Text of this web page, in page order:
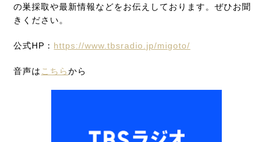
の巣採取や最新情報などをお伝えしております。ぜひお聞
きください。
公式HP： https://www.tbsradio.jp/migoto/
音声は こちらから